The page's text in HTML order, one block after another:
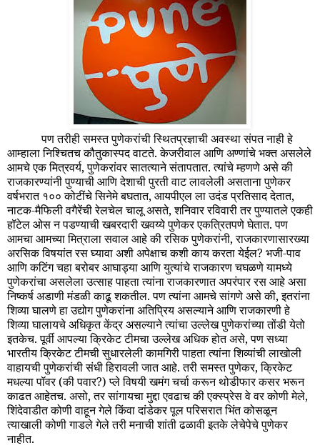
पण तरीही समस्त पुणेकरांची स्थितप्रज्ञाची अवस्था संपत नाही हे
आम्हाला निश्चितच कौतुकास्पद वाटते. केजरीवाल आणि अण्णांचे भक्त असलेले
आमचे एक मित्रवर्य, पुणेकरांवर सातत्याने संतापतात. त्यांचे म्हणणे असे की
राजकारण्यांनी पुण्याची आणि देशाची पुरती वाट लावलेली असताना पुणेकर
वर्षभरात १०० कोटींचे सिनेमे बघतात, आयपीएल ला उदंड प्रतिसाद देतात,
नाटक-मैफिली वगैरेंची रेलचेल चालू असते, शनिवार रविवारी तर पुण्यातले एकही
हॉटेल ओस न पडण्याची खबरदारी खवय्ये पुणेकर एकत्रितपणे घेतात. पण
आमचा आमच्या मित्राला सवाल आहे की रसिक पुणेकरांनी, राजकारणासारख्या
अरसिक विषयांत रस घ्यावा अशी अपेक्षाच कशी काय करता येईल? भजी-पाव
आणि कटिंग चहा बरोबर आघाड्या आणि युत्यांचे राजकारण चघळणे यामध्ये
पुणेकरांचा असलेला उत्साह पाहता त्यांना राजकारणात अपरंपार रस आहे असा
निष्कर्ष अडाणी मंडळी काढू शकतील. पण त्यांना आमचे सांगणे असे की, इतरांना
शिव्या घालणे हा उद्योग पुणेकरांना अतिप्रिय असल्याने आणि राजकारणी हे
शिव्या घालायचे अधिकृत केंद्र असल्याने त्यांचा उल्लेख पुणेकरांच्या तोंडी येतो
इतकेच. पूर्वी आपल्या क्रिकेट टीमचा उल्लेख अधिक होत असे, पण सध्या
भारतीय क्रिकेट टीमची सुधारलेली कामगिरी पाहता त्यांना शिव्यांची लाखोली
वाहायची पुणेकरांची संधी हिरावली जात आहे. तरी समस्त पुणेकर, क्रिकेट
मधल्या पॉवर (की पवार?) प्ले विषयी खमंग चर्चा करून थोडीफार कसर भरून
काढत आहेतच. असो, तर सांगायचा मुद्दा एवढाच की एक्स्प्रेस वे वर कोणी मेले,
शिंदेवाडीत कोणी वाहून गेले किंवा दांडेकर पूल परिसरात भिंत कोसळून
त्याखाली कोणी गाडले गेले तरी मनाची शांती ढळावी इतके लेचेपेचे पुणेकर
नाहीत.